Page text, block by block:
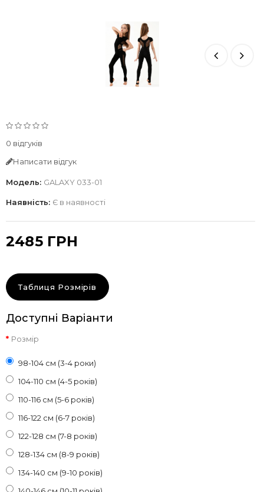
0 відгуків
Написати відгук
Модель: GALAXY 033-01
Наявність: Є в наявності
2485 ГРН
Таблиця Розмірів
Доступні Варіанти
Розмір
98-104 см (3-4 роки)
104-110 см (4-5 років)
110-116 см (5-6 років)
116-122 см (6-7 років)
122-128 см (7-8 років)
128-134 см (8-9 років)
134-140 см (9-10 років)